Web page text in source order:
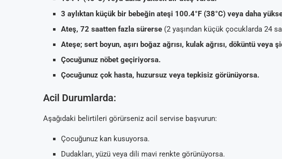
3 aylıktan küçük bir bebeğin ateşi 100.4°F (38°C) veya daha
Ateş, 72 saatten fazla sürerse (2 yaşından küçük çocuklarda 24
Ateşe; sert boyun, aşırı boğaz ağrısı, kulak ağrısı, döküntü
Çocuğunuz nöbet geçiriyorsa.
Çocuğunuz çok hasta, huzursuz veya tepkisiz görünüyorsa.
Acil Durumlarda:
Aşağıdaki belirtileri görürseniz acil servise başvurun:
Çocuğunuz kan kusuyorsa.
Dudakları, yüzü veya dili mavi renkte görünüyorsa.